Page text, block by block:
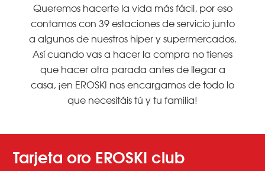
Queremos hacerte la vida más fácil, por eso
contamos con 39 estaciones de servicio junto
a algunos de nuestros hiper y supermercados.
Así cuando vas a hacer la compra no tienes
que hacer otra parada antes de llegar a
casa, ¡en EROSKI nos encargamos de todo lo
que necesitáis tú y tu familia!
Tarjeta oro EROSKI club